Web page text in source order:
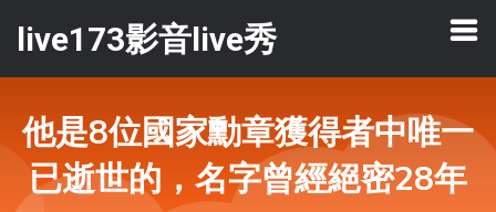
live173影音live秀
他是8位國家勳章獲得者中唯一
已逝世的，名字曾經絕密28年